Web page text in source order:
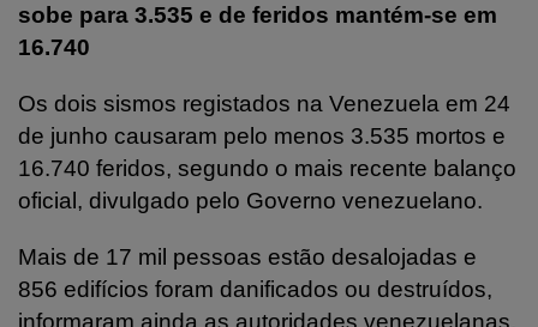
sobe para 3.535 e de feridos mantém-se em
16.740
Os dois sismos registados na Venezuela em 24
de junho causaram pelo menos 3.535 mortos e
16.740 feridos, segundo o mais recente balanço
oficial, divulgado pelo Governo venezuelano.
Mais de 17 mil pessoas estão desalojadas e
856 edifícios foram danificados ou destruídos,
informaram ainda as autoridades venezuelanas.